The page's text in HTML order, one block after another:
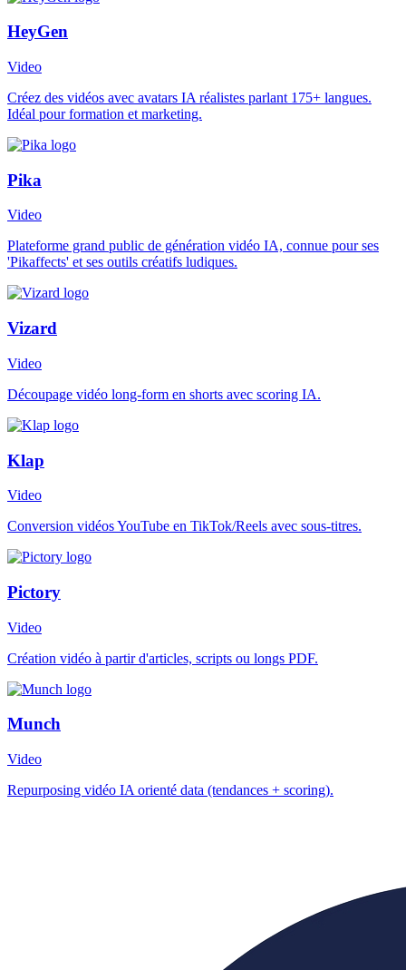
HeyGen
Video
Créez des vidéos avec avatars IA réalistes parlant 175+ langues.
Idéal pour formation et marketing.
Pika
Video
Plateforme grand public de génération vidéo IA, connue pour ses
'Pikaffects' et ses outils créatifs ludiques.
Vizard
Video
Découpage vidéo long-form en shorts avec scoring IA.
Klap
Video
Conversion vidéos YouTube en TikTok/Reels avec sous-titres.
Pictory
Video
Création vidéo à partir d'articles, scripts ou longs PDF.
Munch
Video
Repurposing vidéo IA orienté data (tendances + scoring).